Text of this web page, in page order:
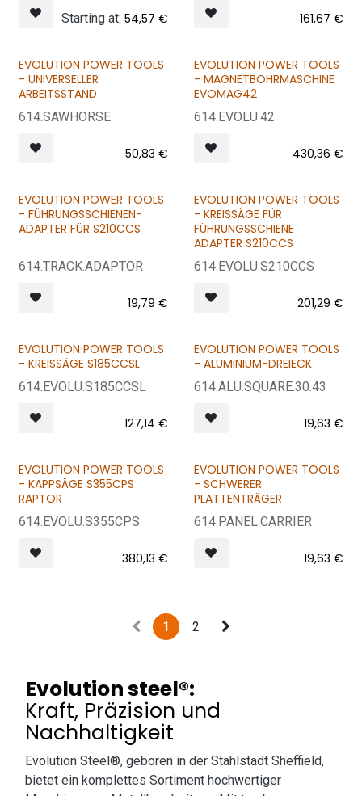
Starting at: 54,57 € 161,67 €
EVOLUTION POWER TOOLS
- UNIVERSELLER
ARBEITSSTAND
614.SAWHORSE
50,83 €
EVOLUTION POWER TOOLS
- MAGNETBOHRMASCHINE
EVOMAG42
614.EVOLU.42
430,36 €
EVOLUTION POWER TOOLS
- FÜHRUNGSSCHIENEN-
ADAPTER FÜR S210CCS
614.TRACK.ADAPTOR
19,79 €
EVOLUTION POWER TOOLS
- KREISSÄGE FÜR
FÜHRUNGSSCHIENE
ADAPTER S210CCS
614.EVOLU.S210CCS
201,29 €
EVOLUTION POWER TOOLS
- KREISSÄGE S185CCSL
614.EVOLU.S185CCSL
127,14 € VERKAUFT = VERKAUFT
EVOLUTION POWER TOOLS
- ALUMINIUM-DREIECK
614.ALU.SQUARE.30.43
19,63 €
EVOLUTION POWER TOOLS
- KAPPSÄGE S355CPS
RAPTOR
614.EVOLU.S355CPS
380,13 € VERKAUFT = VERKAUFT
EVOLUTION POWER TOOLS
- SCHWERER
PLATTENTRÄGER
614.PANEL.CARRIER
19,63 €
1 2
Evolution steel®:
Kraft, Präzision und
Nachhaltigkeit
Evolution Steel®, geboren in der Stahlstadt Sheffield,
bietet ein komplettes Sortiment hochwertiger